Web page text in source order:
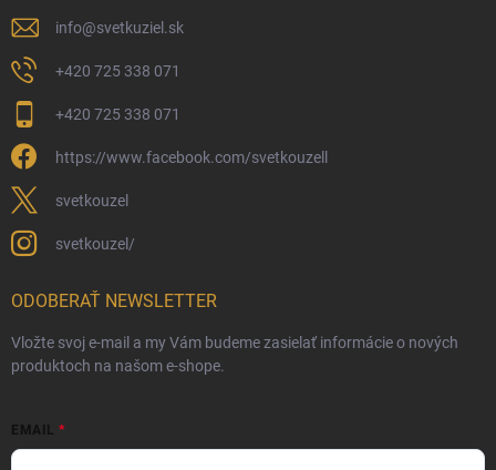
info@svetkuziel.sk
+420 725 338 071
+420 725 338 071
https://www.facebook.com/svetkouzell
svetkouzel
svetkouzel/
ODOBERAŤ NEWSLETTER
Vložte svoj e-mail a my Vám budeme zasielať informácie o nových
produktoch na našom e-shope.
EMAIL